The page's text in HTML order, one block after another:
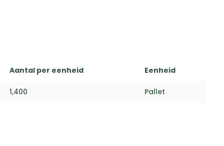
Aantal per eenheid Eenheid
1,400 Pallet